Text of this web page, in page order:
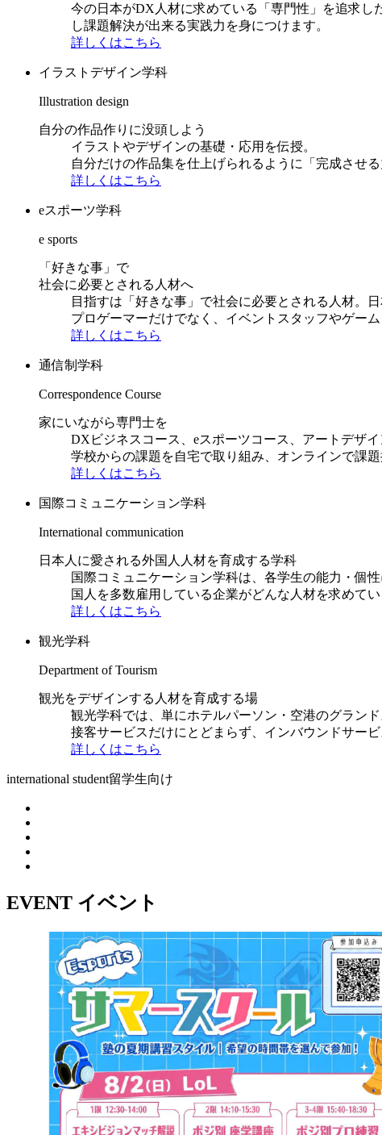
今の日本がDX人材に求めている「専門性」を追求し
し課題解決が出来る実践力を身につけます。
詳しくはこちら
イラストデザイン学科
Illustration design
自分の作品作りに没頭しよう
イラストやデザインの基礎・応用を伝授。
自分だけの作品集を仕上げられるように「完成させ
詳しくはこちら
eスポーツ学科
e sports
「好きな事」で
社会に必要とされる人材へ
目指すは「好きな事」で社会に必要とされる人材。
プロゲーマーだけでなく、イベントスタッフやゲー
詳しくはこちら
通信制学科
Correspondence Course
家にいながら専門士を
DXビジネスコース、eスポーツコース、アートデザイ
学校からの課題を自宅で取り組み、オンラインで課題
詳しくはこちら
国際コミュニケーション学科
International communication
日本人に愛される外国人人材を育成する学科
国際コミュニケーション学科は、各学生の能力・個
国人を多数雇用している企業がどんな人材を求めて
詳しくはこちら
観光学科
Department of Tourism
観光をデザインする人材を育成する場
観光学科では、単にホテルパーソン・空港のグラン
接客サービスだけにとどまらず、インバウンドサー
詳しくはこちら
international student留学生向け
EVENT イベント